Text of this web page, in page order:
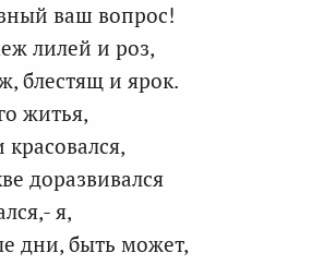
ваш вопрос!
лилей и роз,
блестящ и ярок.
житья,
доразвивался
я,
дни, быть может,